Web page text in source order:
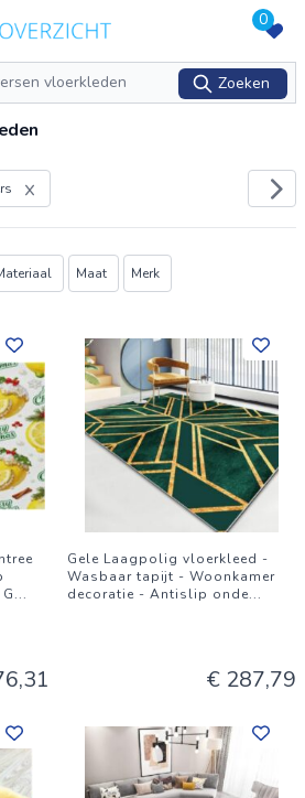
0
Zoeken
Maat Merk
...
Gele Laagpolig vloerkleed -
Wasbaar tapijt - Woonkamer
decoratie - Antislip onde...
€ 287,79